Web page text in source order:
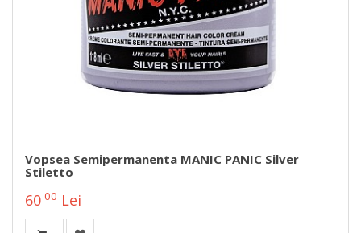
Vopsea Semipermanenta MANIC PANIC Silver
Stiletto
60 00 Lei